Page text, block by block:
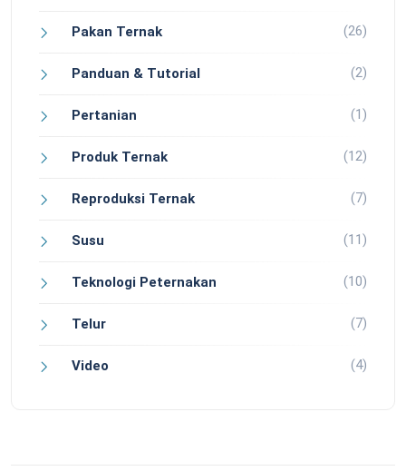
Pakan Ternak (26)
Panduan & Tutorial (2)
Pertanian (1)
Produk Ternak (12)
Reproduksi Ternak (7)
Susu (11)
Teknologi Peternakan (10)
Telur (7)
Video (4)